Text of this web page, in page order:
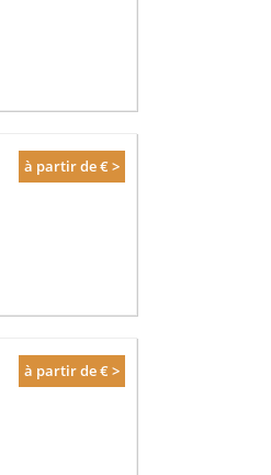
à partir de € >
à partir de € >